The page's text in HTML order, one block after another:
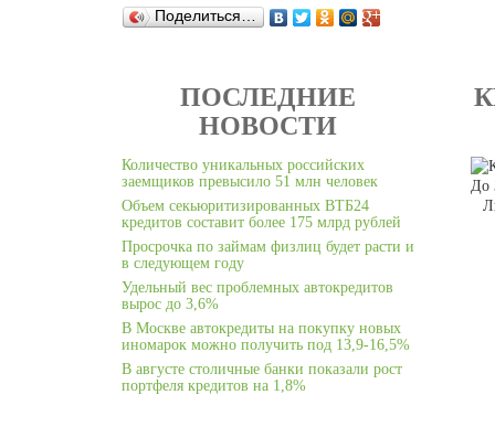
Поделиться…
ПОСЛЕДНИЕ
НОВОСТИ
Количество уникальных российских
заемщиков превысило 51 млн человек
Объем секьюритизированных ВТБ24
кредитов составит более 175 млрд рублей
Просрочка по займам физлиц будет расти и
в следующем году
Удельный вес проблемных автокредитов
вырос до 3,6%
В Москве автокредиты на покупку новых
иномарок можно получить под 13,9-16,5%
В августе столичные банки показали рост
портфеля кредитов на 1,8%
До